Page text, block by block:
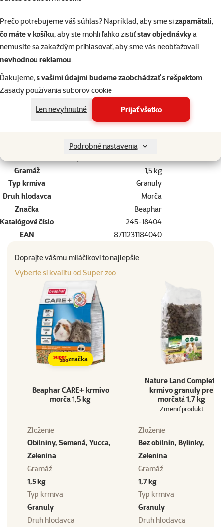
Prečo potrebujeme váš súhlas? Napríklad, aby sme sizapamätali,
čo máte v košíku, aby ste mohli ľahko zistiťstav objednávkya
nemusíte sa zakaždým prihlasovať, aby sme vás neobťažovali
nevhodnou reklamou.
Ďakujeme,s vašimi údajmi budeme zaobchádzať s rešpektom.
Zásady používania súborov cookie
Len nevyhnutné
Prijať všetko
Podrobné nastavenia
riasy (min. 0.01% Spirulina).
Akostné znaky:proteíny 20%, vlhkosť 9.2%, tuky 4%, hrubé
popoloviny 5,9%, vláknina 22%, vápnik 0,63%, horčík 0,2%, sodík
0,51%, draslík 0,97%, fosfor 0,5%, vitamín A 48000 m.j./ kg, vitamín
D3 1440 m.j./ kg, vitamín E (alfatokoferol) 109 mg / kg, meď (ako síran
meďnatý) 26.7 mg / kg.
Semená, Obilniny, Yucca
Parametre
Gramáž
1,5 kg
Typ krmiva
Granuly
Druh hlodavca
Morča
Značka
Beaphar
Katalógové číslo
245-18404
EAN
8711231184040
Doprajte vášmu miláčikovi to najlepšie
Vyberte si kvalitu od Super zoo
značka
Beaphar CARE+ krmivo
morča 1,5 kg
Nature Land Complete
krmivo granuly pre
morčatá 1,7 kg
Zmeniť produkt
Zloženie
Obilniny, Semená, Yucca,
Zelenina
Zloženie
Bez obilnín, Bylinky,
Zelenina
Gramáž
1,5 kg
Gramáž
1,7 kg
Typ krmiva
Granuly
Typ krmiva
Granuly
Druh hlodavca
Druh hlodavca